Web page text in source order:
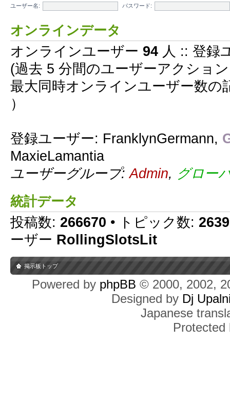
ユーザー名: パスワード:
オンラインデータ
オンラインユーザー 94 人 :: 登録
(過去 5 分間のユーザーアクショ
最大同時オンラインユーザー数の
）
登録ユーザー: FranklynGermann,
MaxieLamantia
ユーザーグループ:Admin, グロー
統計データ
投稿数: 266670 • トピック数:
ーザー RollingSlotsLit
掲示板トップ
Powered by phpBB © 2000, 2002,
Designed by Dj
Japanese